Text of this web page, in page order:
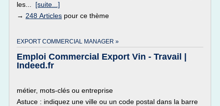
les... [suite...]
→ 248 Articles pour ce thème
EXPORT COMMERCIAL MANAGER »
Emploi Commercial Export Vin - Travail |
Indeed.fr
métier, mots-clés ou entreprise
Astuce : indiquez une ville ou un code postal dans la barre